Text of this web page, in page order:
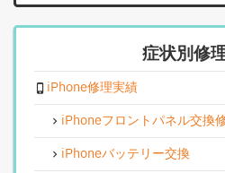
症状別修
iPhone修理実績
iPhoneフロントパネル交換
iPhoneバッテリー交換